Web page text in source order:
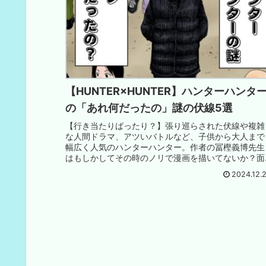
【HUNTER×HUNTER】ハンターハンタ
の「あれ何だったの」謎の伏線5選
【行き当たりばったり？】張り巡らされた伏線や複雑
な人間ドラマ、アツいバトルなど、子供から大人まで
幅広く人気のハンターハンター。作者の冨樫義博先生
はもしかしてその時のノリで漫画を描いてないか？面